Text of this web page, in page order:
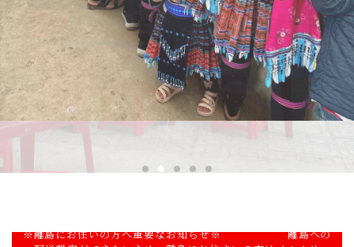
※離島にお住いの方へ重要なお知らせ※ 離島への